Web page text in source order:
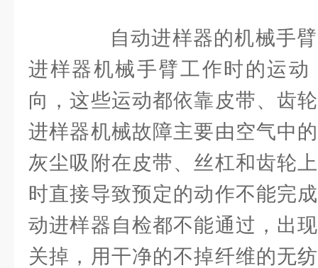
自动进样器的机械手臂
进样器机械手臂工作时的运动
向，这些运动都依靠皮带、齿
进样器机械故障主要由空气中
灰尘吸附在皮带、丝杠和齿轮
时直接导致预定的动作不能完
动进样器自检都不能通过，出
关掉，用干净的不掉纤维的无